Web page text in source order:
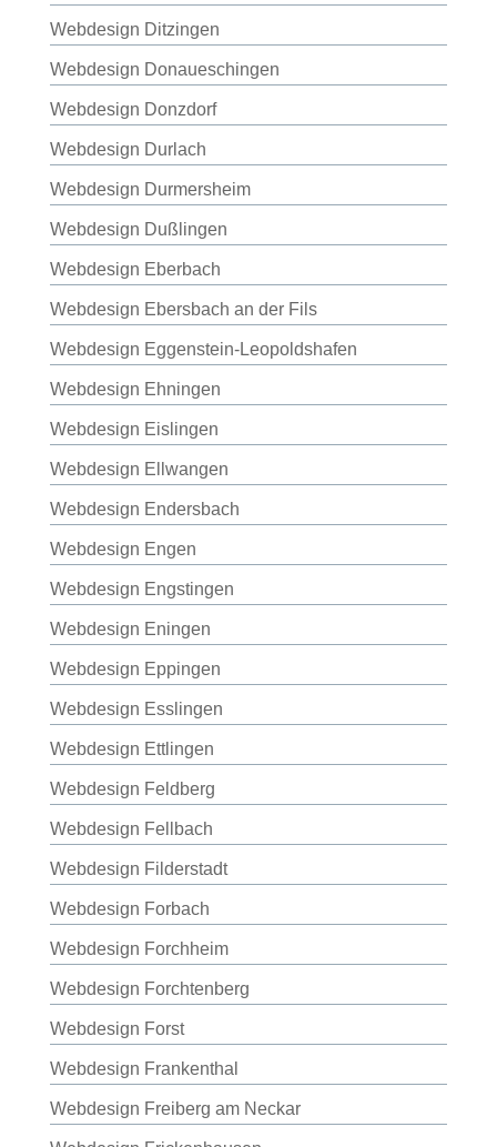
Webdesign Ditzingen
Webdesign Donaueschingen
Webdesign Donzdorf
Webdesign Durlach
Webdesign Durmersheim
Webdesign Dußlingen
Webdesign Eberbach
Webdesign Ebersbach an der Fils
Webdesign Eggenstein-Leopoldshafen
Webdesign Ehningen
Webdesign Eislingen
Webdesign Ellwangen
Webdesign Endersbach
Webdesign Engen
Webdesign Engstingen
Webdesign Eningen
Webdesign Eppingen
Webdesign Esslingen
Webdesign Ettlingen
Webdesign Feldberg
Webdesign Fellbach
Webdesign Filderstadt
Webdesign Forbach
Webdesign Forchheim
Webdesign Forchtenberg
Webdesign Forst
Webdesign Frankenthal
Webdesign Freiberg am Neckar